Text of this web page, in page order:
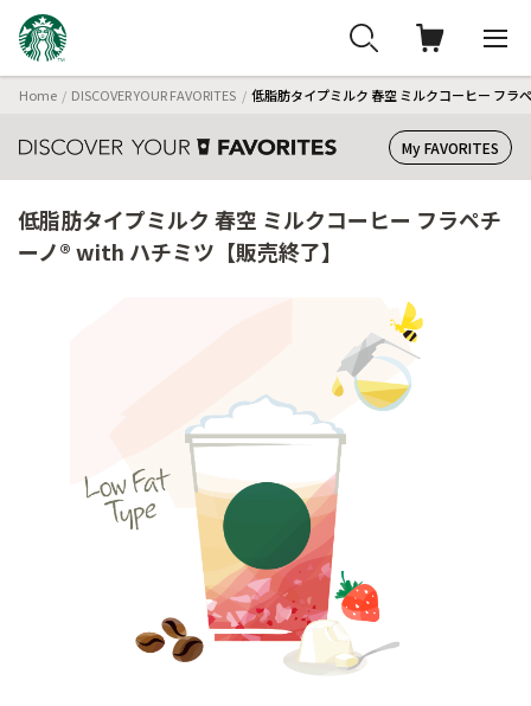
Home DISCOVER YOUR FAVORITES 低脂肪タイプミルク 春空 ミルクコーヒー フラ
My FAVORITES
低脂肪タイプミルク 春空 ミルクコーヒー フラペチ
ーノ® with ハチミツ【販売終了】